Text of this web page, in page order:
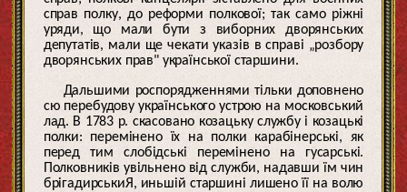
справ полку, до реформи полкової; так само ріжні
уряди, що мали бути з виборних дворянських
депутатів, мали ще чекати указів в справі „розбору
дворянських прав" української старшини.
Дальшими роспорядженнями тільки доповнено
сю перебудову українського устрою на московський
лад. В 1783 р. скасовано козацьку службу і козацькі
полки: перемінено їх на полки карабінерські, як
перед тим слобідські перемінено на гусарські.
Полковників увільнено від служби, надавши їм чин
брігадирськиЯ, иньшій старшині лишено її на волю